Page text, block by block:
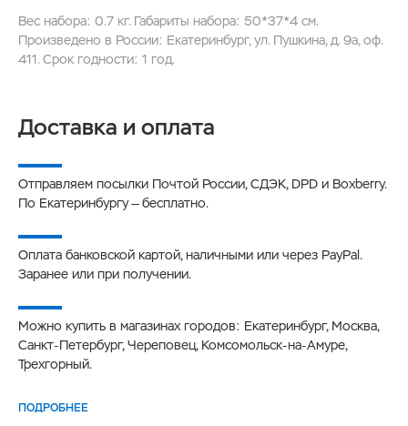
Вес набора: 0.7 кг. Габариты набора: 50*37*4 см.
Произведено в России: Екатеринбург, ул. Пушкина, д. 9а, оф.
411. Срок годности: 1 год.
Доставка и оплата
Отправляем посылки Почтой России, СДЭК, DPD и Boxberry.
По Екатеринбургу — бесплатно.
Оплата банковской картой, наличными или через PayPal.
Заранее или при получении.
Можно купить в магазинах городов: Екатеринбург, Москва,
Санкт-Петербург, Череповец, Комсомольск-на-Амуре,
Трехгорный.
ПОДРОБНЕЕ